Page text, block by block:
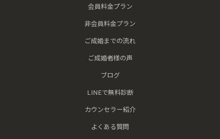
会員料金プラン
非会員料金プラン
ご成婚までの流れ
ご成婚者様の声
ブログ
LINEで無料診断
カウンセラー紹介
よくある質問